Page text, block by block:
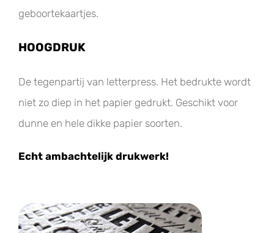
geboortekaartjes.
HOOGDRUK
De tegenpartij van letterpress. Het bedrukte wordt
niet zo diep in het papier gedrukt. Geschikt voor
dunne en hele dikke papier soorten.
Echt ambachtelijk drukwerk!